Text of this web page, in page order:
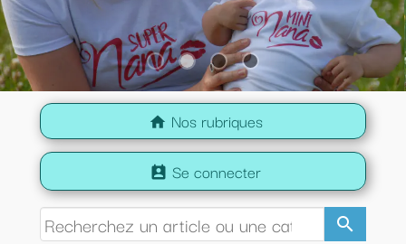
home Nos rubriques
search
perm_contact_calendar Se connecter